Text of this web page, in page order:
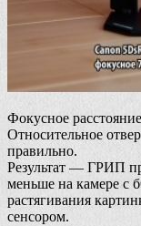
Фокусное
Относительное
правильно.
Результат — ГРИП
меньше на камере с
растягивания
сенсором.